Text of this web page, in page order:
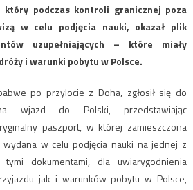
który podczas kontroli granicznej poza
w celu podjęcia nauki, okazał plik
uzupełniających – które miały
i warunki pobytu w Polsce.
po przylocie z Doha, zgłosił się do
wjazd do Polski, przedstawiając
paszport, w której zamieszczona
w celu podjęcia nauki na jednej z
dokumentami, dla uwiarygodnienia
jak i warunków pobytu w Polsce,